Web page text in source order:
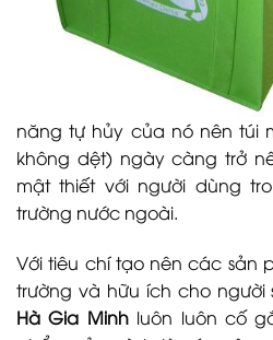
năng tự hủy của nó nên túi
không dệt) ngày càng trở
mật thiết với người dùng
trường nước ngoài.
Với tiêu chí tạo nên các sản
trường và hữu ích cho
Hà Gia Minhluôn luôn cố